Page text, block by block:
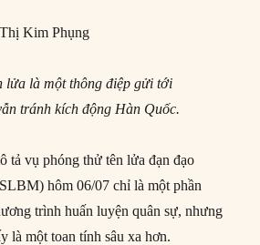
Kim Phụng
lửa là một thông điệp gửi tới
tránh kích động Hàn Quốc.
tả vụ phóng thử tên lửa đạn đạo
hôm 06/07 chỉ là một phần
trình huấn luyện quân sự, nhưng
là một toan tính sâu xa hơn.